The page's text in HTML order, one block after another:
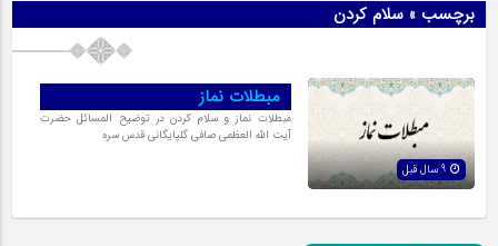
برچسب » سلام کردن
مبطلات نماز
مبطلات نماز و سلام کردن در توضیح المسائل حضرت
آیت الله العظمی صافی گلپایگانی قدس سره